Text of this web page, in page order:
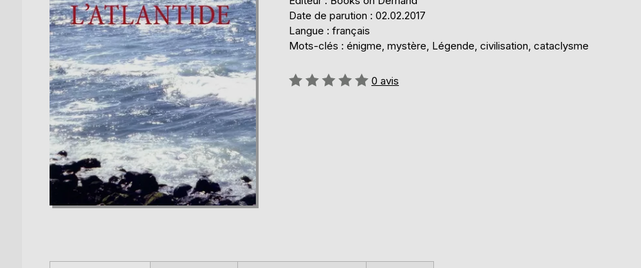
Date de parution : 02.02.2017
Langue : français
Mots-clés : énigme, mystère, Légende, civilisation, cataclysme
Évaluation:
0 avis